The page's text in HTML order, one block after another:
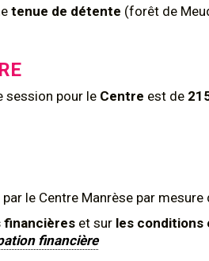
tenue de détente (forêt de
session pour le Centre est de
le Centre Manrèse par mesure
financières et sur les conditions
financière